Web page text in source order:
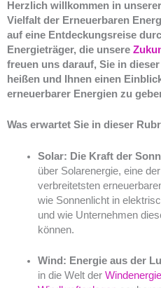
Herzlich willkommen in
Vielfalt der Erneuerbaren
auf eine Entdeckungsreise
Energieträger, die unsere
freuen uns darauf, Sie in
heißen und Ihnen einen
erneuerbarer Energien zu
Was erwartet Sie in dieser
Solar: Die Kraft der
über Solarenergie, eine
verbreitetsten
wie Sonnenlicht in
und wie Unternehmen
können.
Wind: Energie aus der
in die Welt der Windenergie